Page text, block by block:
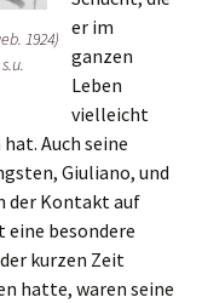
1924)
er im
ganzen
Leben
vielleicht
Auch seine
Giulia­no, und
der Kontakt auf
eine beson­de­re
kurzen Zeit
hatte, waren seine